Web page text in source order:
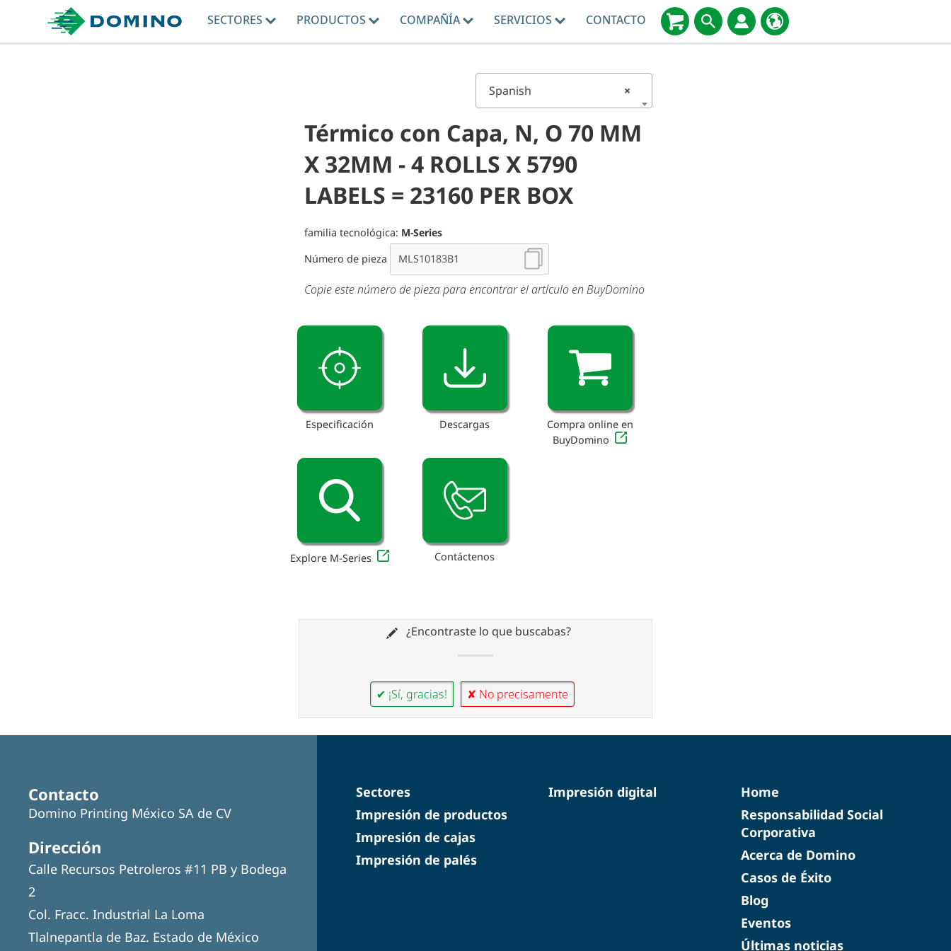
SECTORES PRODUCTOS COMPAÑÍA SERVICIOS CONTACTO
×
Spanish
Térmico con Capa, N, O 70 MM
X 32MM - 4 ROLLS X 5790
LABELS = 23160 PER BOX
familia tecnológica: M-Series
Número de pieza
Copie este número de pieza para encontrar el artículo en BuyDomino
Especificación Descargas
Compra online en
BuyDomino
Explore M-Series Contáctenos
¿Encontraste lo que buscabas?
✔ ¡Sí, gracias! ✘ No precisamente
Contacto
Domino Printing México SA de CV
Dirección
Calle Recursos Petroleros #11 PB y Bodega
2
Col. Fracc. Industrial La Loma
Tlalnepantla de Baz. Estado de México
Sectores
Impresión de productos
Impresión de cajas
Impresión de palés
Impresión digital
Home
Responsabilidad Social
Corporativa
Acerca de Domino
Casos de Éxito
Blog
Eventos
Últimas noticias